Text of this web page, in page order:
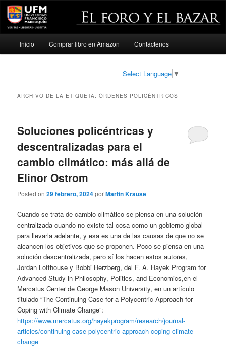
Ir
Ir
Inicio Comprar libro en Amazon Contáctenos
Select Language ▼
ARCHIVO DE LA ETIQUETA:ÓRDENES POLICÉNTRICOS
Soluciones policéntricas y
descentralizadas para el
cambio climático: más allá de
Elinor Ostrom
Posted on29 febrero, 2024porMartin Krause
Cuando se trata de cambio climático se piensa en una solución
centralizada cuando no existe tal cosa como un gobierno global
para llevarla adelante, y esa es una de las causas de que no se
alcancen los objetivos que se proponen. Poco se piensa en una
solución descentralizada, pero sí los hacen estos autores,
Jordan Lofthouse y Bobbi Herzberg, del F. A. Hayek Program for
Advanced Study in Philosophy, Politics, and Economics,en el
Mercatus Center de George Mason University, en un artículo
titulado “The Continuing Case for a Polycentric Approach for
Coping with Climate Change”:
https://www.mercatus.org/hayekprogram/research/journal-
articles/continuing-case-polycentric-approach-coping-climate-
change